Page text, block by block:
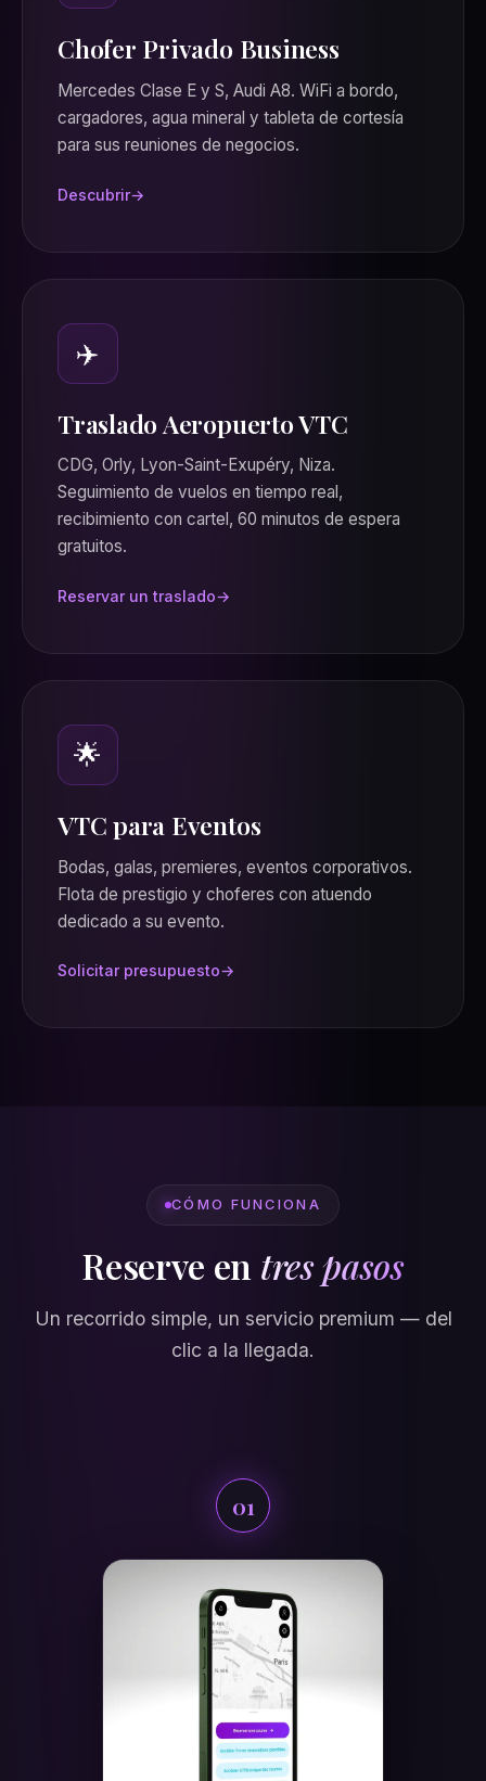
Chofer Privado Business
Mercedes Clase E y S, Audi A8. WiFi a bordo,
cargadores, agua mineral y tableta de cortesía
para sus reuniones de negocios.
Descubrir
✈️
Traslado Aeropuerto VTC
CDG, Orly, Lyon-Saint-Exupéry, Niza.
Seguimiento de vuelos en tiempo real,
recibimiento con cartel, 60 minutos de espera
gratuitos.
Reservar un traslado
🌟
VTC para Eventos
Bodas, galas, premieres, eventos corporativos.
Flota de prestigio y choferes con atuendo
dedicado a su evento.
Solicitar presupuesto
CÓMO FUNCIONA
Reserve en tres pasos
Un recorrido simple, un servicio premium — del
clic a la llegada.
01